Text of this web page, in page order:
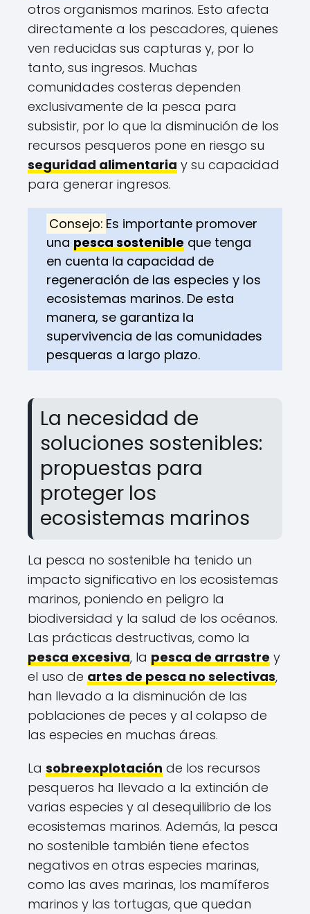
otros organismos marinos. Esto afecta
directamente a los pescadores, quienes
ven reducidas sus capturas y, por lo
tanto, sus ingresos. Muchas
comunidades costeras dependen
exclusivamente de la pesca para
subsistir, por lo que la disminución de los
recursos pesqueros pone en riesgo su
seguridad alimentaria y su capacidad
para generar ingresos.
Consejo: Es importante promover
una pesca sostenible que tenga
en cuenta la capacidad de
regeneración de las especies y los
ecosistemas marinos. De esta
manera, se garantiza la
supervivencia de las comunidades
pesqueras a largo plazo.
La necesidad de
soluciones sostenibles:
propuestas para
proteger los
ecosistemas marinos
La pesca no sostenible ha tenido un
impacto significativo en los ecosistemas
marinos, poniendo en peligro la
biodiversidad y la salud de los océanos.
Las prácticas destructivas, como la
pesca excesiva, la pesca de arrastre y
el uso de artes de pesca no selectivas,
han llevado a la disminución de las
poblaciones de peces y al colapso de
las especies en muchas áreas.
La sobreexplotación de los recursos
pesqueros ha llevado a la extinción de
varias especies y al desequilibrio de los
ecosistemas marinos. Además, la pesca
no sostenible también tiene efectos
negativos en otras especies marinas,
como las aves marinas, los mamíferos
marinos y las tortugas, que quedan